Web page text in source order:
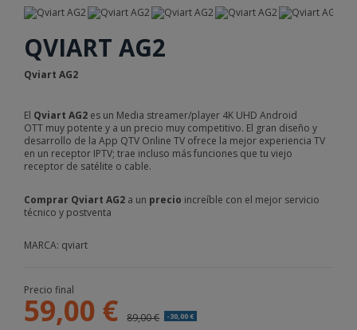
QVIART AG2
Qviart AG2
El Qviart AG2 es un Media streamer/player 4K UHD Android
OTT muy potente y a un precio muy competitivo. El gran diseño y
desarrollo de la App QTV Online TV ofrece la mejor experiencia TV
en un receptor IPTV; trae incluso más funciones que tu viejo
receptor de satélite o cable.
Comprar Qviart AG2 a un precio increíble con el mejor servicio
técnico y postventa
MARCA: qviart
Precio final
59,00 € 89,00 € -30,00 €